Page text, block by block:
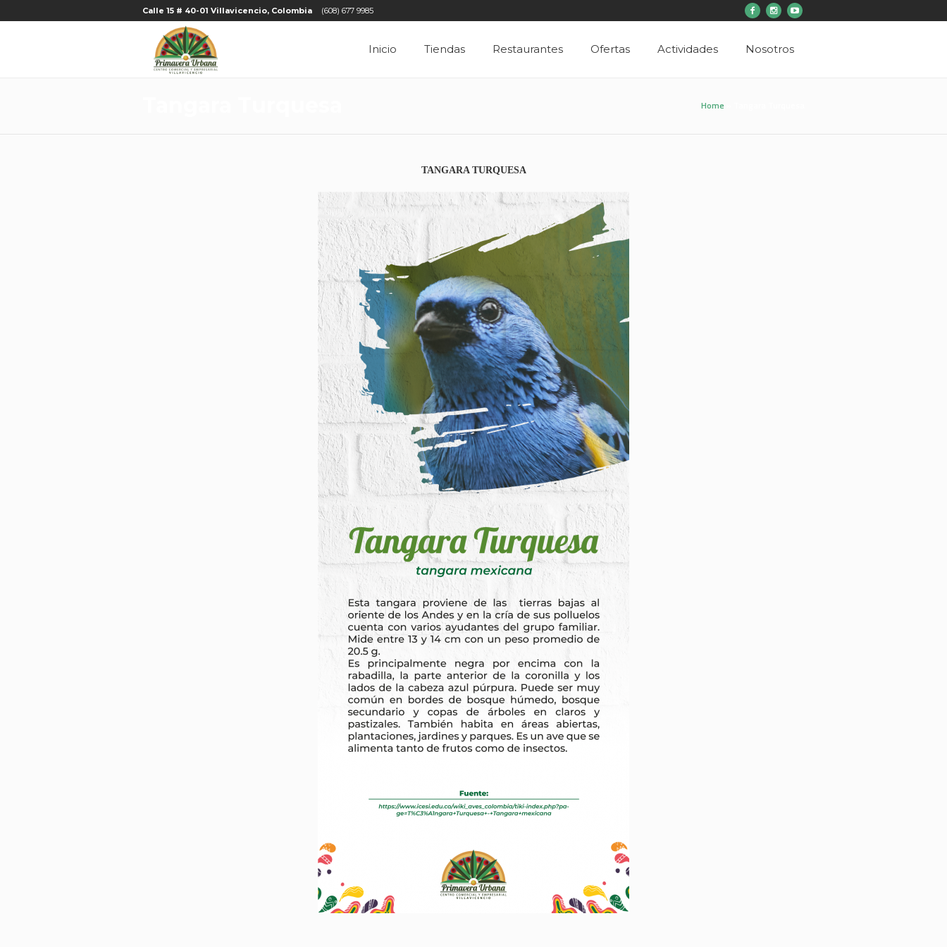
Calle 15 # 40-01 Villavicencio, Colombia (608) 677 9985
Inicio Tiendas Restaurantes Ofertas Actividades Nosotros
Home
TANGARA TURQUESA